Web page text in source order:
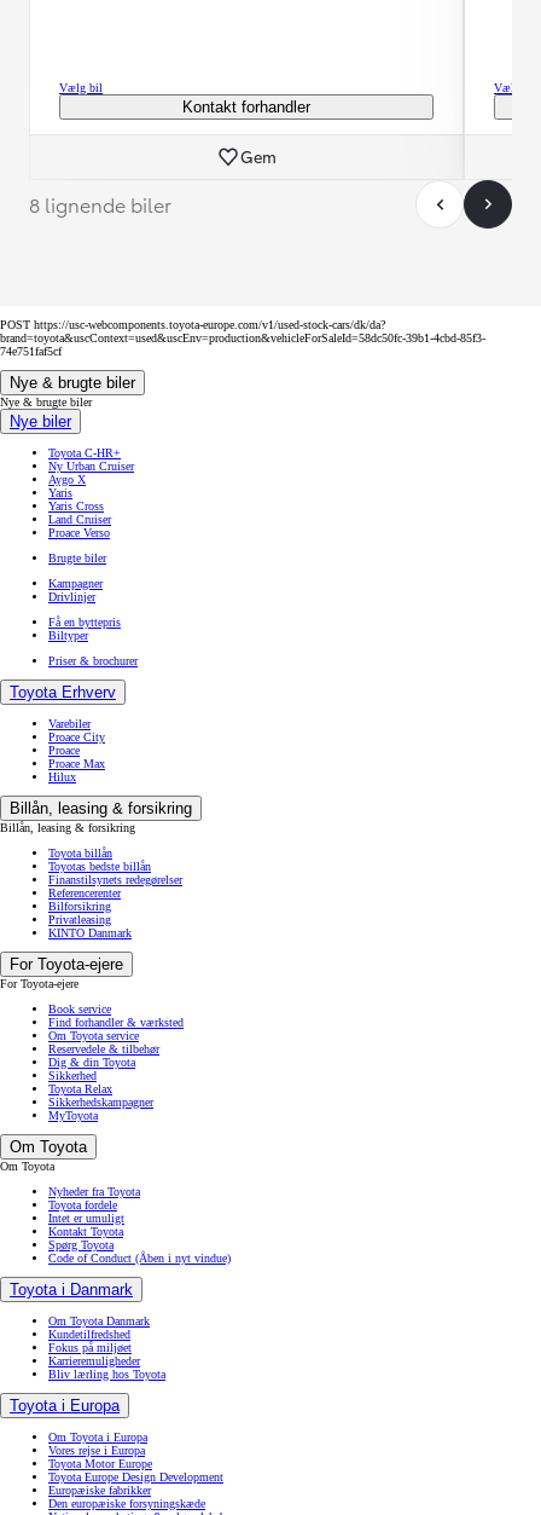
Vælg bil
Kontakt forhandler
Gem
Vælg bil
8 lignende biler
POST https://usc-webcomponents.toyota-europe.com/v1/used-stock-cars/dk/da?
brand=toyota&uscContext=used&uscEnv=production&vehicleForSaleId=58dc50fc-39b1-4cbd-85f3-
74e751faf5cf
Nye & brugte biler
Nye & brugte biler
Nye biler
Toyota C-HR+
Ny Urban Cruiser
Aygo X
Yaris
Yaris Cross
Land Cruiser
Proace Verso
Brugte biler
Kampagner
Drivlinjer
Få en byttepris
Biltyper
Priser & brochurer
Toyota Erhverv
Varebiler
Proace City
Proace
Proace Max
Hilux
Billån, leasing & forsikring
Billån, leasing & forsikring
Toyota billån
Toyotas bedste billån
Finanstilsynets redegørelser
Referencerenter
Bilforsikring
Privatleasing
KINTO Danmark
For Toyota-ejere
For Toyota-ejere
Book service
Find forhandler & værksted
Om Toyota service
Reservedele & tilbehør
Dig & din Toyota
Sikkerhed
Toyota Relax
Sikkerhedskampagner
MyToyota
Om Toyota
Om Toyota
Nyheder fra Toyota
Toyota fordele
Intet er umuligt
Kontakt Toyota
Spørg Toyota
Code of Conduct (Åben i nyt vindue)
Toyota i Danmark
Om Toyota Danmark
Kundetilfredshed
Fokus på miljøet
Karrieremuligheder
Bliv lærling hos Toyota
Toyota i Europa
Om Toyota i Europa
Vores rejse i Europa
Toyota Motor Europe
Toyota Europe Design Development
Europæiske fabrikker
Den europæiske forsyningskæde